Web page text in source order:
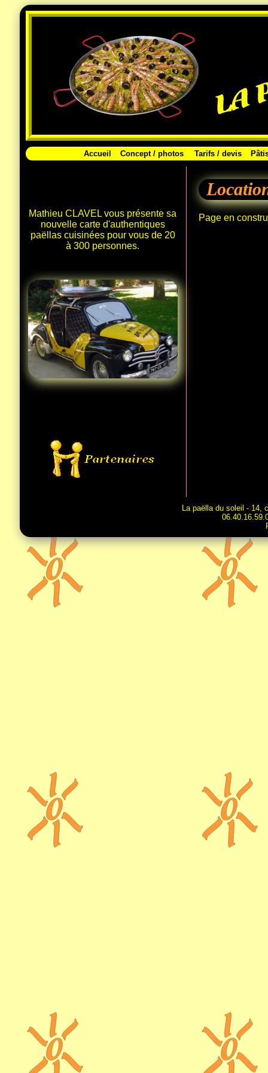
Accueil Concept / photos Tarifs / devis
Mathieu CLAVEL vous présente sa
nouvelle carte d'authentiques
paëllas cuisinées pour vous de 20
à 300 personnes.
Page en
La paëlla du soleil - 14,